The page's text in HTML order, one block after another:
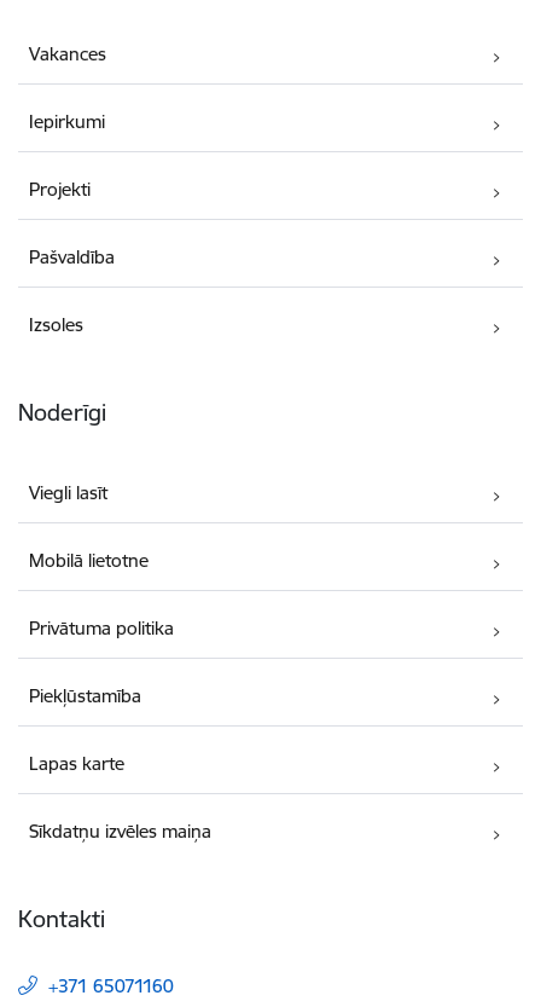
Vakances
Iepirkumi
Projekti
Pašvaldība
Izsoles
Noderīgi
Viegli lasīt
Mobilā lietotne
Privātuma politika
Piekļūstamība
Lapas karte
Sīkdatņu izvēles maiņa
Kontakti
+371 65071160